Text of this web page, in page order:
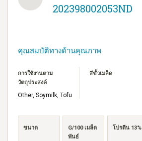
202398002053ND
คุณสมบัติทางด้านคุณภาพ
การใช้งานตาม
วัตถุประสงค์
Other, Soymilk, Tofu
สีขั้วเมล็ด
ขนาด
G/100 เมล็ด
พันธ์
โปรตีน 13%